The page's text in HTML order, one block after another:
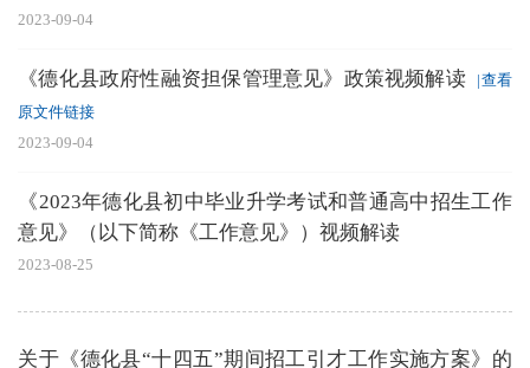
2023-09-04
《德化县政府性融资担保管理意见》政策视频解读
|查看
原文件链接
2023-09-04
《2023年德化县初中毕业升学考试和普通高中招生工作
意见》（以下简称《工作意见》）视频解读
2023-08-25
关于《德化县“十四五”期间招工引才工作实施方案》的